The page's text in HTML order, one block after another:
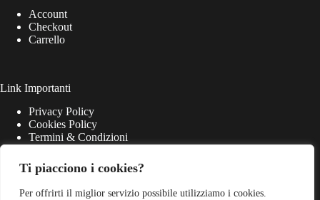
Ti piacciono i cookies?
Per offrirti il miglior servizio possibile utilizziamo i cookies.
Account
Checkout
Carrello
Link Importanti
Privacy Policy
Cookies Policy
Termini & Condizioni